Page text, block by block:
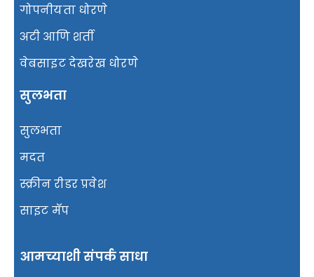
गोपनीयता धोरणे
अटी आणि शर्ती
वेबसाइट देखरेख धोरणे
सुलभता
सुलभता
मदत
स्क्रीन रीडर प्रवेश
साइट मॅप
आमच्याशी संपर्क साधा